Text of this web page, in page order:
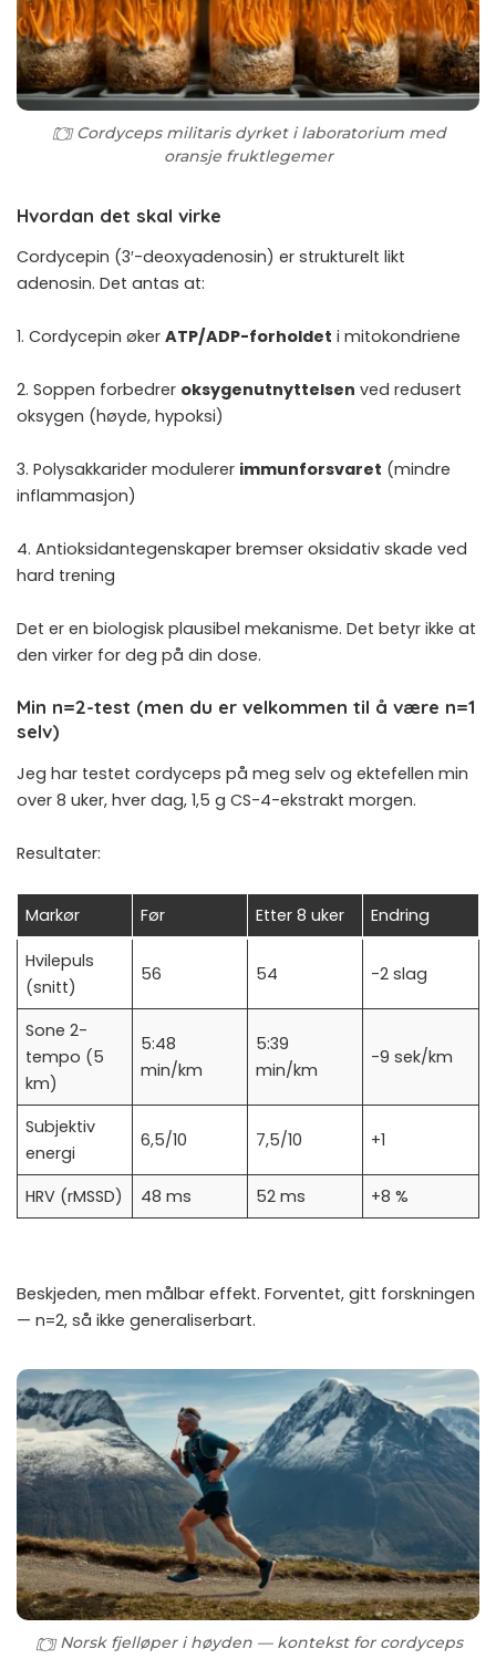
Cordyceps militaris dyrket i laboratorium med
oransje fruktlegemer
Hvordan det skal virke
Cordycepin (3′-deoxyadenosin) er strukturelt likt
adenosin. Det antas at:
1. Cordycepin øker ATP/ADP-forholdet i mitokondriene
2. Soppen forbedrer oksygenutnyttelsen ved redusert
oksygen (høyde, hypoksi)
3. Polysakkarider modulerer immunforsvaret (mindre
inflammasjon)
4. Antioksidantegenskaper bremser oksidativ skade ved
hard trening
Det er en biologisk plausibel mekanisme. Det betyr ikke at
den virker for deg på din dose.
Min n=2-test (men du er velkommen til å være n=1
selv)
Jeg har testet cordyceps på meg selv og ektefellen min
over 8 uker, hver dag, 1,5 g CS-4-ekstrakt morgen.
Resultater:
Markør Før Etter 8 uker Endring
Hvilepuls
(snitt)
56 54 -2 slag
Sone 2-
tempo (5
km)
5:48
min/km
5:39
min/km
-9 sek/km
Subjektiv
energi
6,5/10 7,5/10 +1
HRV (rMSSD) 48 ms 52 ms +8 %
Beskjeden, men målbar effekt. Forventet, gitt forskningen
— n=2, så ikke generaliserbart.
Norsk fjelløper i høyden — kontekst for cordyceps